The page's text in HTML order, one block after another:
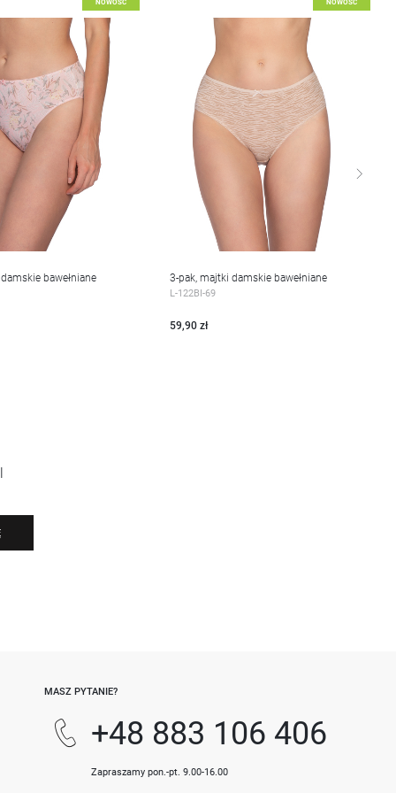
bawełniane
3-pak, majtki damskie bawełniane
L-122BI-69
59,90 zł
WIĘCEJ
MASZ PYTANIE?
+48 883 106 406
Zapraszamy pon.-pt. 9.00-16.00